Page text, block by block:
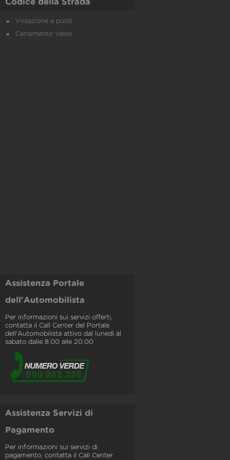
Codice della Strada
Violazione e punti
Censimento Velox
Assistenza Portale
dell'Automobilista
Per informazioni sui servizi offerti,
contatta il Call Center del Portale
dell'Automobilista attivo dal lunedì al
sabato dalle 8.00 alle 20.00
Assistenza Servizi di
Pagamento
Per informazioni sui servizi di
pagamento, contatta il Call Center